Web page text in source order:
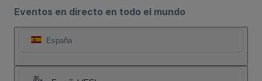
Eventos en directo en todo el mundo
España